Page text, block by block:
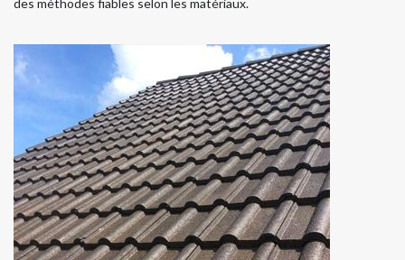
des méthodes fiables selon les matériaux.